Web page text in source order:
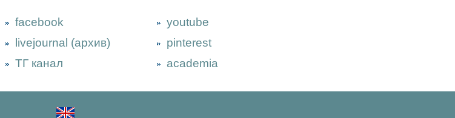
facebook
livejournal (архив)
ТГ канал
youtube
pinterest
academia